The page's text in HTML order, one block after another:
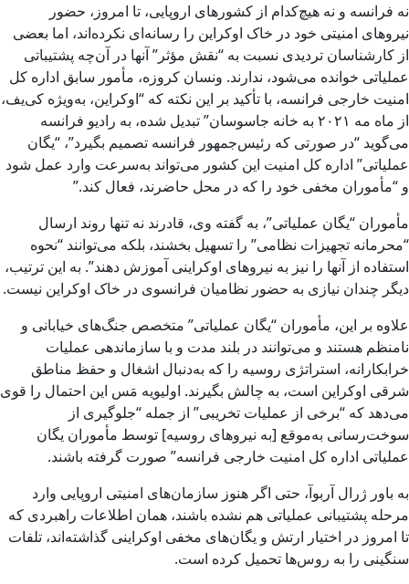
نه فرانسه و نه هیچ‌کدام از کشورهای اروپایی، تا امروز، حضور
نیروهای امنیتی خود در خاک اوکراین را رسانه‌ای نکرده‌اند، اما بعضی
از کارشناسان تردیدی نسبت به “نقش مؤثر” آنها در آن‌چه پشتیباتی
عملیاتی خوانده می‌شود، ندارند. ونسان کروزه، مأمور سابق اداره کل
امنیت خارجی فرانسه، با تأکید بر این نکته که “اوکراین، به‌ویژه کی‌یف،
از ماه مه ۲۰۲۱ به خانه جاسوسان” تبدیل شده، به رادیو فرانسه
می‌گوید “در صورتی که رئیس‌جمهور فرانسه تصمیم بگیرد”، “یگان
عملیاتی” اداره کل امنیت این کشور می‌تواند به‌سرعت وارد عمل شود
و “مأموران مخفی خود را که در محل حاضرند، فعال کند.”
مأموران “یگان عملیاتی”، به گفته وی، قادرند نه تنها روند ارسال
“محرمانه‌ تجهیزات نظامی” را تسهیل بخشند، بلکه می‌توانند “نحوه
استفاده از آنها را نیز به نیروهای اوکراینی آموزش دهند”. به این ترتیب،‌
دیگر چندان نیازی به حضور نظامیان فرانسوی در خاک اوکراین نیست.
علاوه بر این، ما‌ٔموران “یگان عملیاتی” متخصص جنگ‌های خیابانی و
نامنظم هستند و می‌توانند در بلند مدت و با سازماندهی عملیات
خرابکارانه، استراتژی روسیه را که به‌دنبال اشغال و حفظ مناطق
شرقی اوکراین است، به چالش بگیرند. اولیویه مَس این احتمال را قوی
می‌دهد که “برخی از عملیات تخریبی” از جمله “جلوگیری از
سوخت‌رسانی به‌موقع [به نیروهای روسیه] توسط مأموران یگان
عملیاتی اداره کل امنیت خارجی فرانسه” صورت گرفته باشند.
به باور ژرال آربوآ، حتی اگر هنوز سازمان‌های امنیتی اروپایی وارد
مرحله پشتیبانی عملیاتی هم نشده باشند، همان اطلاعات راهبردی که
تا امروز در اختیار ارتش و یگان‌های مخفی اوکراینی گذاشته‌اند، تلفات
سنگینی را به روس‌ها تحمیل کرده است.